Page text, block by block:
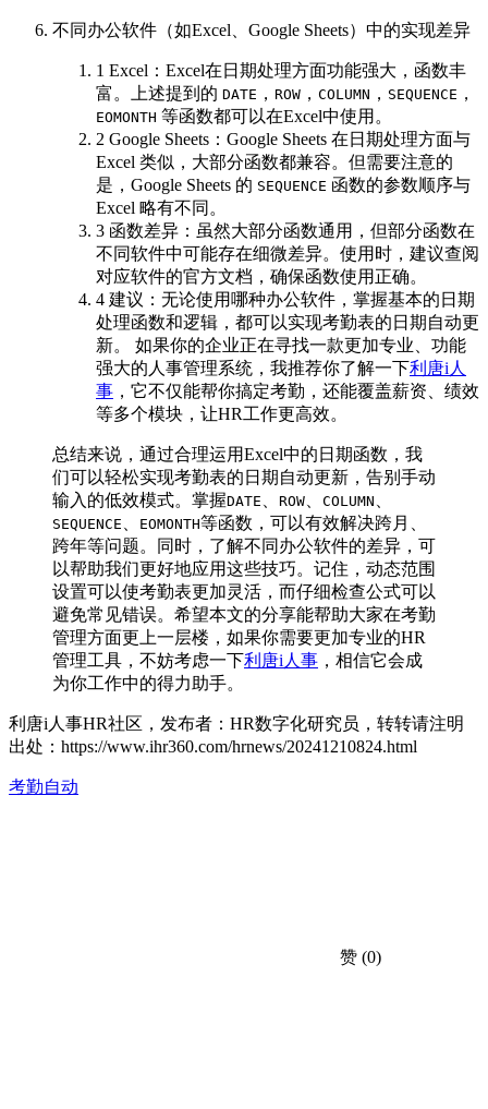
不同办公软件（如Excel、Google Sheets）中的实现差异
1 Excel：Excel在日期处理方面功能强大，函数丰
富。上述提到的 DATE ， ROW ， COLUMN ， SEQUENCE ，
EOMONTH 等函数都可以在Excel中使用。
2 Google Sheets：Google Sheets 在日期处理方面与
Excel 类似，大部分函数都兼容。但需要注意的
是，Google Sheets 的 SEQUENCE 函数的参数顺序与
Excel 略有不同。
3 函数差异：虽然大部分函数通用，但部分函数在
不同软件中可能存在细微差异。使用时，建议查阅
对应软件的官方文档，确保函数使用正确。
4 建议：无论使用哪种办公软件，掌握基本的日期
处理函数和逻辑，都可以实现考勤表的日期自动更
新。 如果你的企业正在寻找一款更加专业、功能
强大的人事管理系统，我推荐你了解一下利唐i人
事 ，它不仅能帮你搞定考勤，还能覆盖薪资、绩效
等多个模块，让HR工作更高效。
总结来说，通过合理运用Excel中的日期函数，我
们可以轻松实现考勤表的日期自动更新，告别手动
输入的低效模式。掌握DATE ROW COLUMN
SEQUENCE EOMONTH等函数，可以有效解决跨月、
跨年等问题。同时，了解不同办公软件的差异，可
以帮助我们更好地应用这些技巧。记住，动态范围
设置可以使考勤表更加灵活，而仔细检查公式可以
避免常见错误。希望本文的分享能帮助大家在考勤
管理方面更上一层楼，如果你需要更加专业的HR
管理工具，不妨考虑一下利唐i人事 ，相信它会成
为你工作中的得力助手。
利唐i人事HR社区，发布者：HR数字化研究员，转转请注明
出处： https://www.ihr360.com/hrnews/20241210824.html
考勤自动
赞 (0)